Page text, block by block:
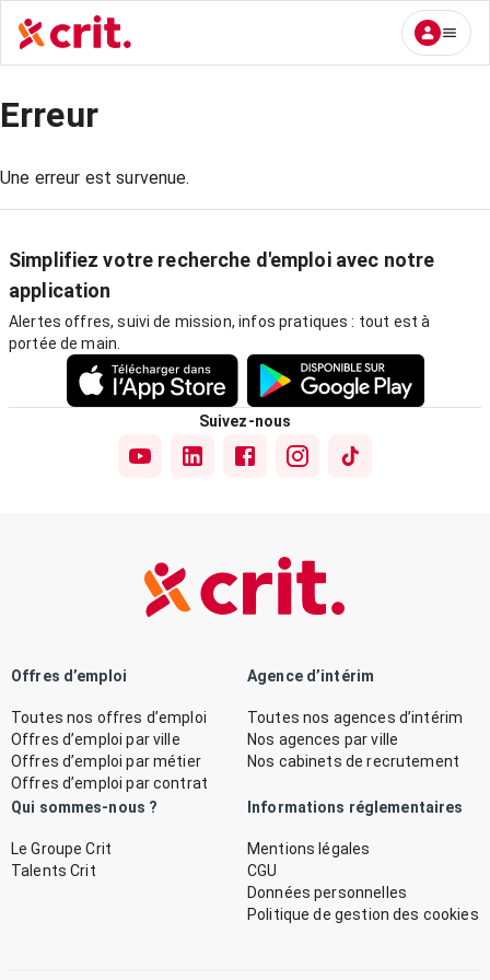
Erreur
Une erreur est survenue.
Simplifiez votre recherche d'emploi avec notre
application
Alertes offres, suivi de mission, infos pratiques : tout est à
portée de main.
Suivez-nous
Offres d’emploi
Toutes nos offres d’emploi
Offres d’emploi par ville
Offres d’emploi par métier
Offres d’emploi par contrat
Agence d’intérim
Toutes nos agences d’intérim
Nos agences par ville
Nos cabinets de recrutement
Qui sommes-nous ?
Le Groupe Crit
Talents Crit
Informations réglementaires
Mentions légales
CGU
Données personnelles
Politique de gestion des cookies